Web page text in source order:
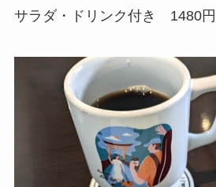
サラダ・ドリンク付き 1480